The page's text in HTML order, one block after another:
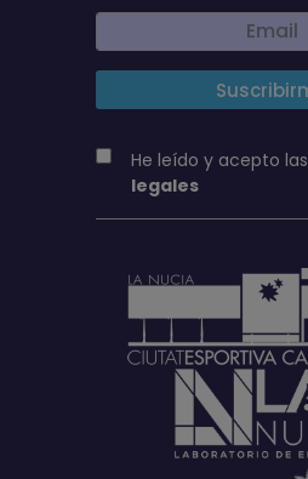
He leído y acepto las
legales